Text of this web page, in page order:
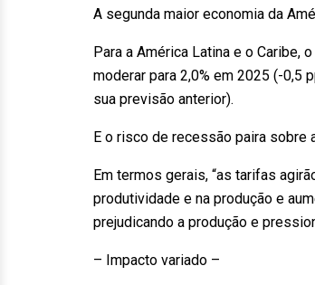
A segunda maior economia da
Para a América Latina e o Caribe,
moderar para 2,0% em 2025 (-0,5
sua previsão anterior).
E o risco de recessão paira sobre
Em termos gerais, “as tarifas
produtividade e na produção e
prejudicando a produção e
– Impacto variado –